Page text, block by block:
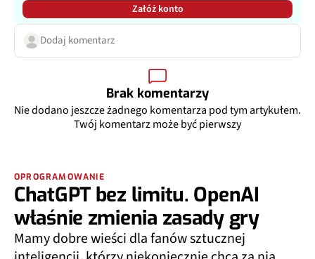
Załóż konto
Dodaj komentarz
Brak komentarzy
Nie dodano jeszcze żadnego komentarza pod tym artykułem.
Twój komentarz może być pierwszy
OPROGRAMOWANIE
ChatGPT bez limitu. OpenAI
właśnie zmienia zasady gry
Mamy dobre wieści dla fanów sztucznej